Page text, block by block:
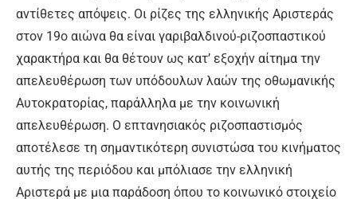
αντίθετες απόψεις. Οι ρίζες της ελληνικής Αριστεράς
στον 19ο αιώνα θα είναι γαριβαλδινού-ριζοσπαστικού
χαρακτήρα και θα θέτουν ως κατ’ εξοχήν αίτημα την
απελευθέρωση των υπόδουλων λαών της οθωμανικής
Αυτοκρατορίας, παράλληλα με την κοινωνική
απελευθέρωση. Ο επτανησιακός ριζοσπαστισμός
αποτέλεσε τη σημαντικότερη συνιστώσα του κινήματος
αυτής της περιόδου και μπόλιασε την ελληνική
Αριστερά με μια παράδοση όπου το κοινωνικό στοιχείο